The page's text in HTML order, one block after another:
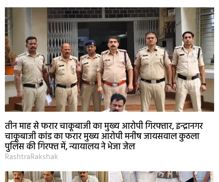
तीन माह से फरार चाकूबाजी का मुख्य आरोपी गिरफ्तार, इन्द्रानगर
चाकूबाजी कांड का फरार मुख्य आरोपी मनीष जायसवाल कुठला
पुलिस की गिरफ्त में, न्यायालय ने भेजा जेल
RashtraRakshak